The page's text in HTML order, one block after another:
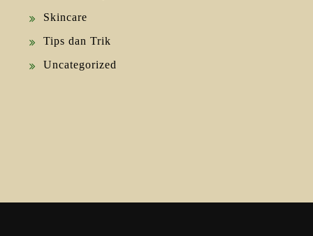
Skincare
Tips dan Trik
Uncategorized